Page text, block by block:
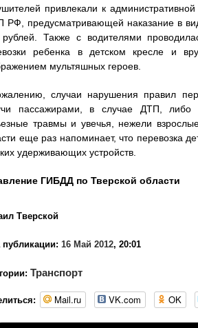
привлекали к
РФ, предусматривающей наказание в
Также с водителями
ребенка в детском кресле и
мультяшных героев.
случаи нарушения правил
пассажирами, в случае ДТП, либо
травмы и увечья, нежели
еще раз напоминает, что перевозка
удерживающих устройств.
ГИБДД по Тверской области
Тверской
публикации: 16 Май 2012, 20:01
Транспорт
Mail.ru VK.com OK